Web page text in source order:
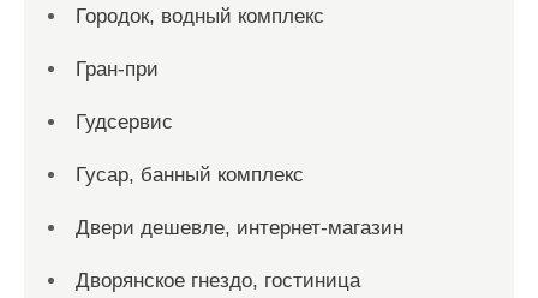
Городок, водный комплекс
Гран-при
Гудсервис
Гусар, банный комплекс
Двери дешевле, интернет-магазин
Дворянское гнездо, гостиница